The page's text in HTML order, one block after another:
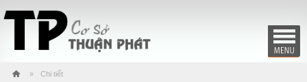
Chi tiết